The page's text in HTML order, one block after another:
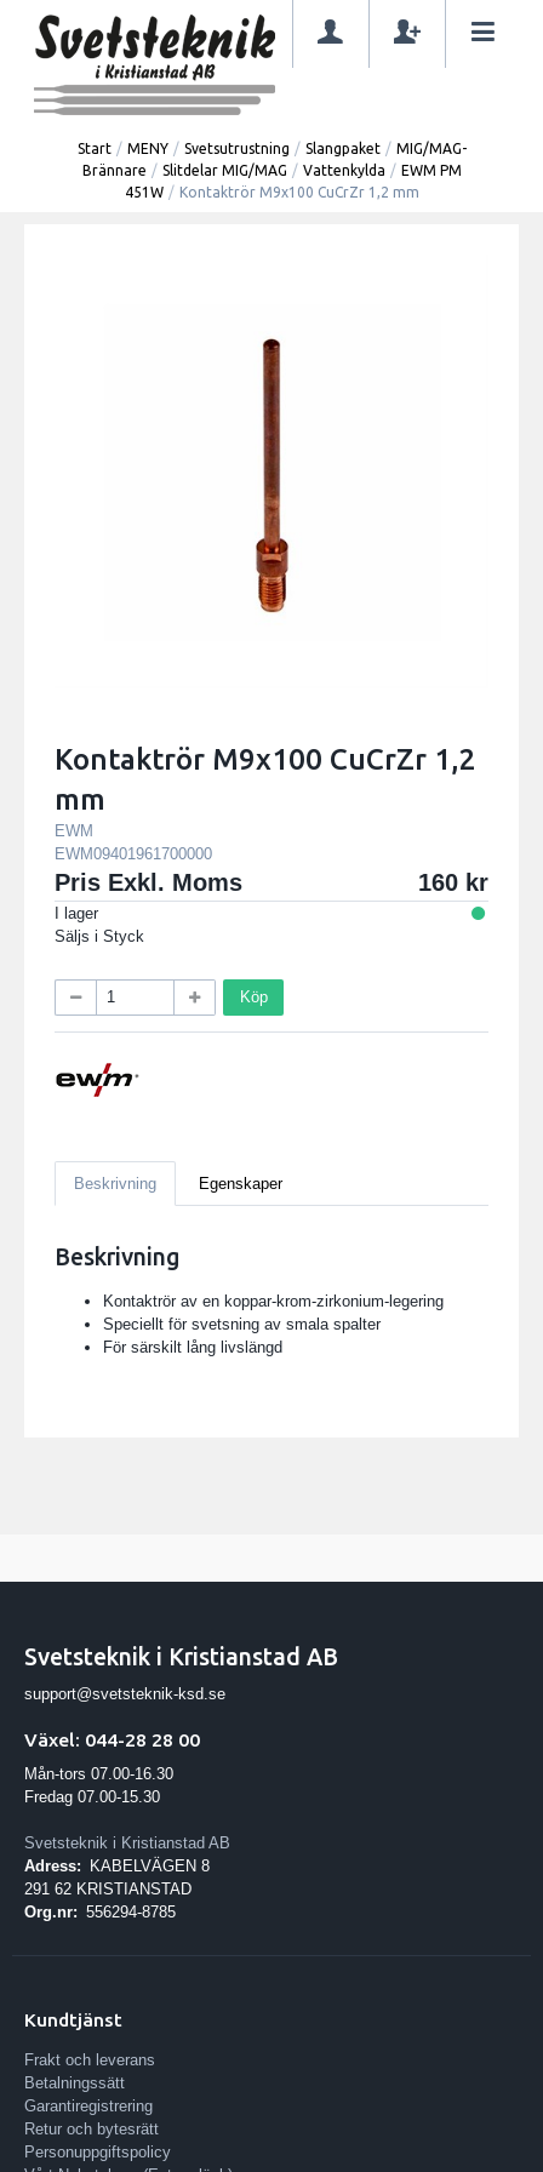
Start / MENY / Svetsutrustning / Slangpaket / MIG/MAG-
Brännare / Slitdelar MIG/MAG / Vattenkylda / EWM PM
451W / Kontaktrör M9x100 CuCrZr 1,2 mm
Kontaktrör M9x100 CuCrZr 1,2
mm
EWM
EWM09401961700000
Pris Exkl. Moms 160
I lager
Säljs i Styck
Köp
Beskrivning Egenskaper
Beskrivning
Kontaktrör av en koppar-krom-zirkonium-legering
Speciellt för svetsning av smala spalter
För särskilt lång livslängd
Svetsteknik i Kristianstad AB
support@svetsteknik-ksd.se
Växel: 044-28 28 00
Mån-tors 07.00-16.30
Fredag 07.00-15.30
Svetsteknik i Kristianstad AB
Adress:
KABELVÄGEN 8
291 62 KRISTIANSTAD
Org.nr: 556294-8785
Kundtjänst
Frakt och leverans
Betalningssätt
Garantiregistrering
Retur och bytesrätt
Personuppgiftspolicy